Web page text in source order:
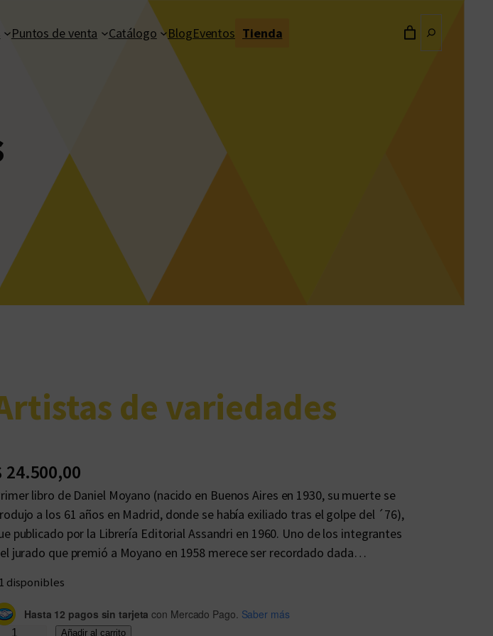
Puntos de venta Catálogo BlogEventos Tienda
de variedades
24.500,00
libro de Daniel Moyano (nacido en Buenos Aires en 1930, su muerte se
a los 61 años en Madrid, donde se había exiliado tras el golpe del ´76),
publicado por la Librería Editorial Assandri en 1960. Uno de los integrantes
jurado que premió a Moyano en 1958 merece ser recordado dada…
disponibles
Hasta 12 pagos sin tarjeta con Mercado Pago. Saber más
Añadir al carrito